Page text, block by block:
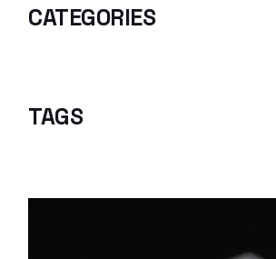
CATEGORIES
TAGS